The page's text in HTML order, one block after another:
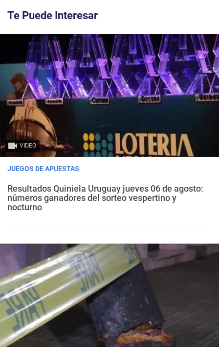
Te Puede Interesar
VIDEO
JUEGOS DE APUESTAS
Resultados Quiniela Uruguay jueves 06 de agosto:
números ganadores del sorteo vespertino y
nocturno